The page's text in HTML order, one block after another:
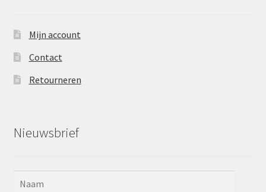
Mijn account
Contact
Retourneren
Nieuwsbrief